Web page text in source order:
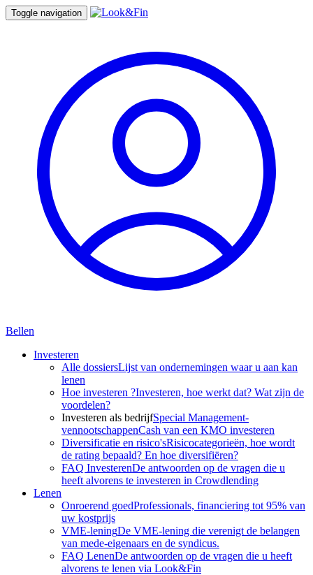
Toggle navigation
Bellen
Investeren
Alle dossiersLijst van ondernemingen waar u aan kan
lenen
Hoe investeren ?Investeren, hoe werkt dat? Wat zijn de
voordelen?
Investeren als bedrijfSpecial Management-
vennootschappenCash van een KMO investeren
Diversificatie en risico'sRisicocategorieën, hoe wordt
de rating bepaald? En hoe diversifiëren?
FAQ InvesterenDe antwoorden op de vragen die u
heeft alvorens te investeren in Crowdlending
Lenen
Onroerend goedProfessionals, financiering tot 95% van
uw kostprijs
VME-leningDe VME-lening die verenigt de belangen
van mede-eigenaars en de syndicus.
FAQ LenenDe antwoorden op de vragen die u heeft
alvorens te lenen via Look&Fin